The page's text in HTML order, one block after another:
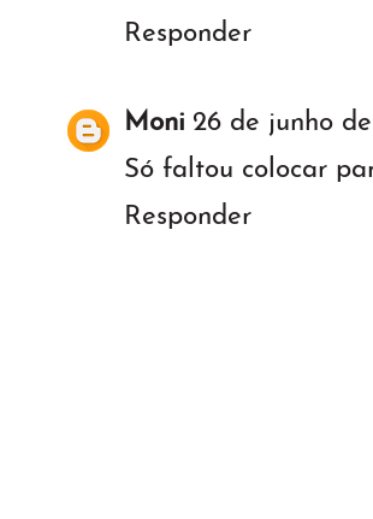
Responder
Moni 26 de junho de
Só faltou colocar
Responder